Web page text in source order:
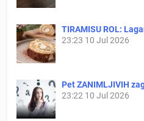
TIRAMISU ROL:
23:23 10 Jul 2026
Pet ZANIMLJIVIH
23:22 10 Jul 2026